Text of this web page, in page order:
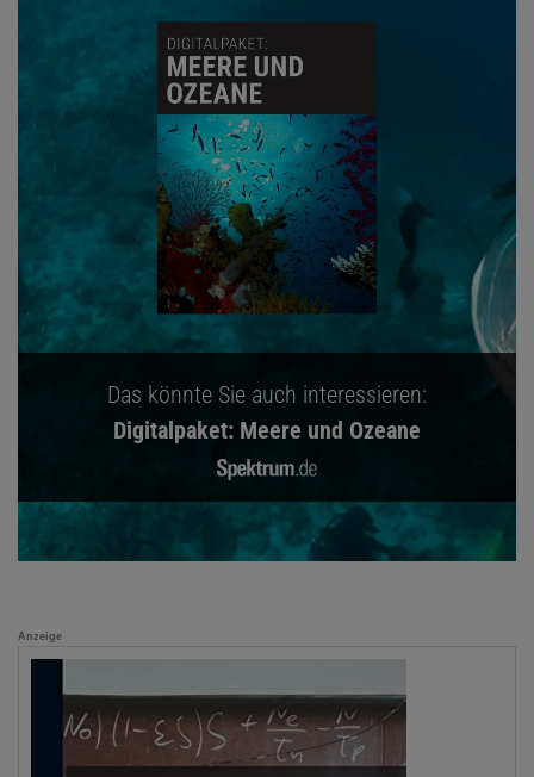
Das könnte Sie auch interessieren:
Digitalpaket: Meere und Ozeane
Anzeige